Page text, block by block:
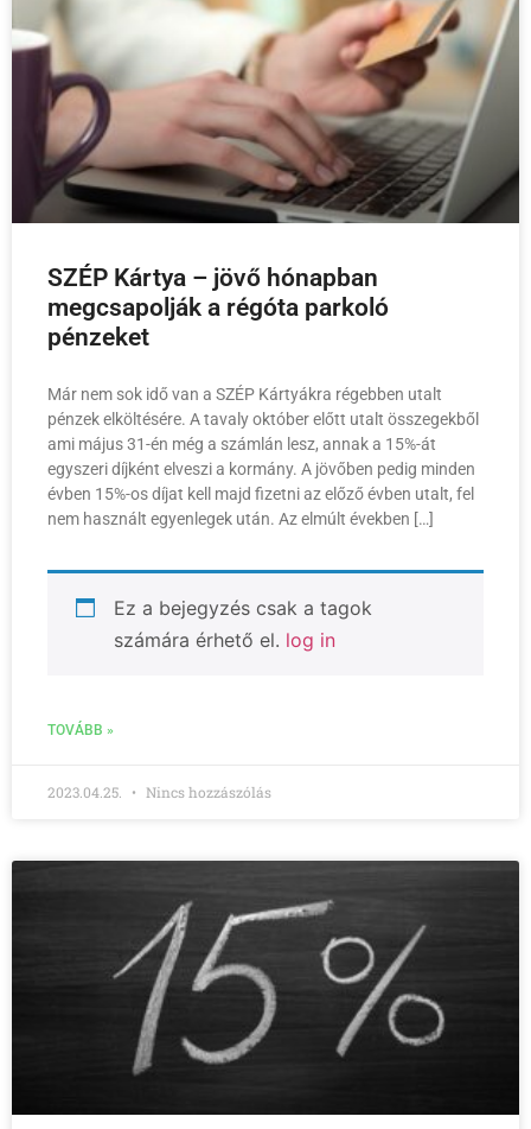
SZÉP Kártya – jövő hónapban
megcsapolják a régóta parkoló
pénzeket
Már nem sok idő van a SZÉP Kártyákra régebben utalt
pénzek elköltésére. A tavaly október előtt utalt összegekből
ami május 31-én még a számlán lesz, annak a 15%-át
egyszeri díjként elveszi a kormány. A jövőben pedig minden
évben 15%-os díjat kell majd fizetni az előző évben utalt, fel
nem használt egyenlegek után. Az elmúlt években […]
Ez a bejegyzés csak a tagok
számára érhető el. log in
TOVÁBB »
2023.04.25. Nincs hozzászólás